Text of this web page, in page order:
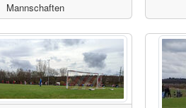
Mannschaften